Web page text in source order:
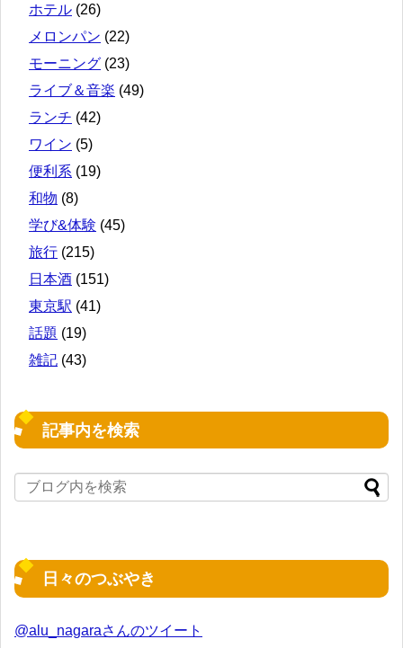
ホテル (26)
メロンパン (22)
モーニング (23)
ライブ＆音楽 (49)
ランチ (42)
ワイン (5)
便利系 (19)
和物 (8)
学び&体験 (45)
旅行 (215)
日本酒 (151)
東京駅 (41)
話題 (19)
雑記 (43)
記事内を検索
日々のつぶやき
@alu_nagaraさんのツイート